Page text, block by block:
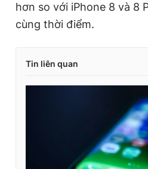
hơn so với iPhone 8 và 8
cùng thời điểm.
Tin liên quan